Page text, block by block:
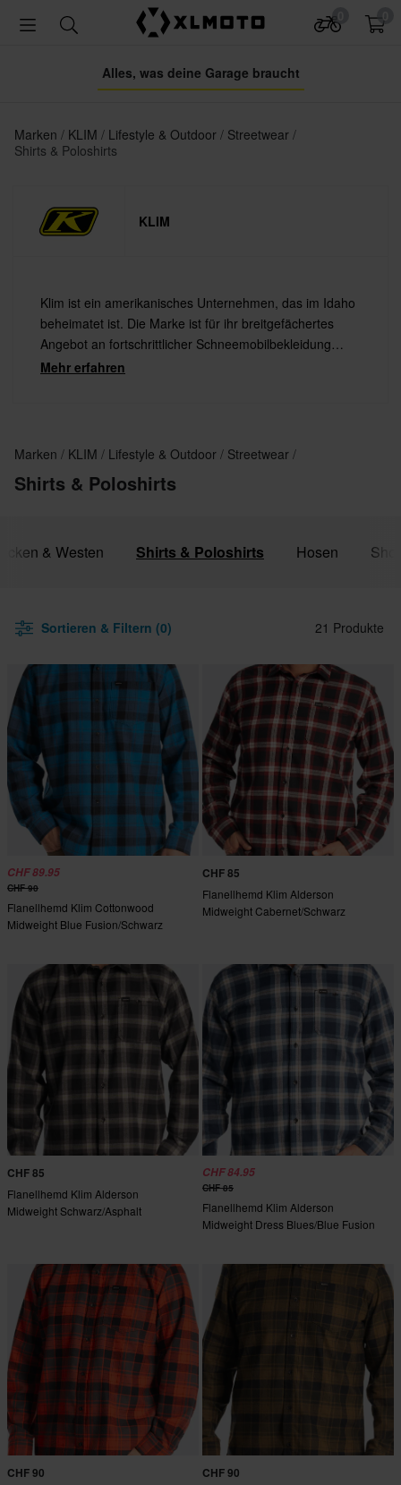
Alles, was deine Garage braucht
Marken KLIM Lifestyle & Outdoor
Streetwear
Shirts & Poloshirts
KLIM
Klim ist ein amerikanisches Unternehmen, das im Idaho
beheimatet ist. Die Marke ist für ihr breitgefächertes
Angebot an fortschrittlicher Schneemobilbekleidung
bekannt, hat jedoch auch einiges im Bereich
Mehr erfahren
Marken KLIM Lifestyle & Outdoor Streetwear
Shirts & Poloshirts
& Westen Shirts & Poloshirts Hosen
Sortieren & Filtern (0) 21 Produkte
CHF 89.95
CHF 90
Flanellhemd Klim Cottonwood
Midweight Blue Fusion/Schwarz
CHF 85
Flanellhemd Klim Alderson
Midweight Cabernet/Schwarz
CHF 85
Flanellhemd Klim Alderson
Midweight Schwarz/Asphalt
CHF 84.95
CHF 85
Flanellhemd Klim Alderson
Midweight Dress Blues/Blue Fusion
CHF 90 CHF 90